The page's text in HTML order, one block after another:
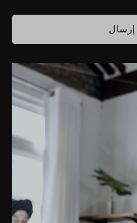
إرسال